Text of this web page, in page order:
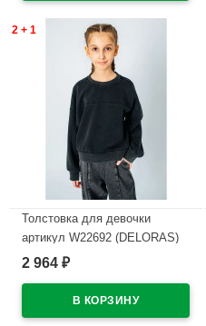
2 + 1
Толстовка для девочки
артикул W22692 (DELORAS)
размер цвет черный
2 964 ₽